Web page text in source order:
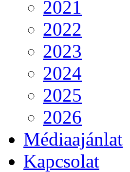
2021
2022
2023
2024
2025
2026
Médiaajánlat
Kapcsolat